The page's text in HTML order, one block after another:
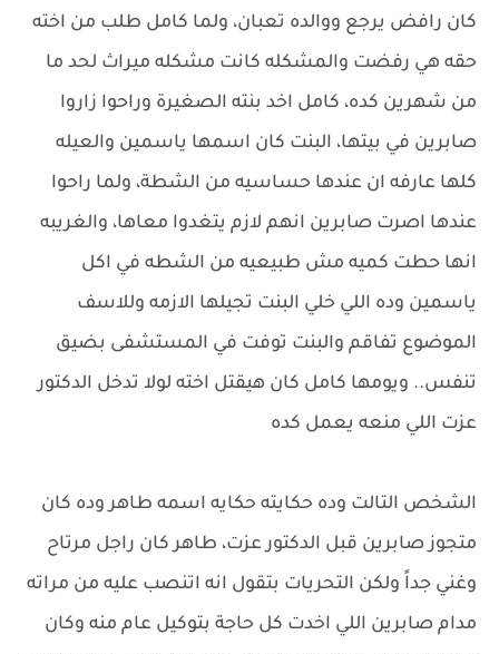
كان رافض يرجع ووالده تعبان، ولما كامل طلب من اخته
حقه هي رفضت والمشكله كانت مشكله ميراث لحد ما
من شهرين كده، كامل اخد بنته الصغيرة وراحوا زاروا
صابرين في بيتها، البنت كان اسمها ياسمين والعيله
كلها عارفه ان عندها حساسيه من الشطة، ولما راحوا
عندها اصرت صابرين انهم لازم يتغدوا معاها، والغريبه
انها حطت كميه مش طبيعيه من الشطه في اكل
ياسمين وده اللي خلي البنت تجيلها الازمه وللاسف
الموضوع تفاقم والبنت توفت في المستشفى بضيق
تنفس.. ويومها كامل كان هيقتل اخته لولا تدخل الدكتور
عزت اللي منعه يعمل كده
الشخص التالت وده حكايته حكايه اسمه طاهر وده كان
متجوز صابرين قبل الدكتور عزت، طاهر كان راجل مرتاح
وغني جداً ولكن التحريات بتقول انه اتنصب عليه من مراته
مدام صابرين اللي اخدت كل حاجة بتوكيل عام منه وكان